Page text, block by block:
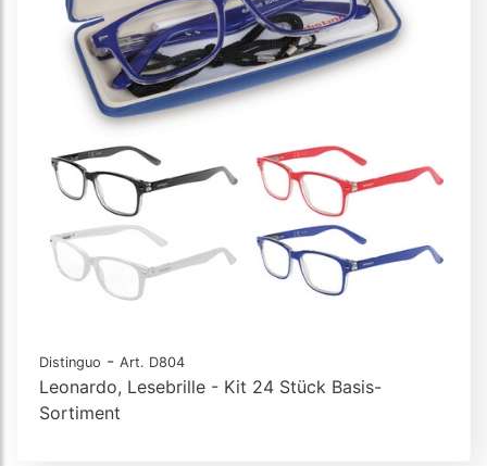
Distinguo - Art. D804
Leonardo, Lesebrille - Kit 24 Stück Basis-
Sortiment